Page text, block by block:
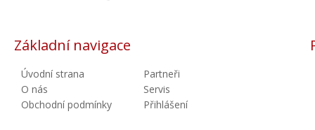
Základní navigace
Úvodní strana
O nás
Obchodní podmínky
Partneři
Servis
Přihlášení